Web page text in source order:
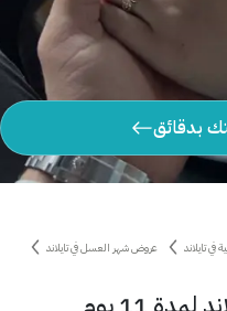
بدقائق
تايلاند
عروض شهر العسل في تايلاند